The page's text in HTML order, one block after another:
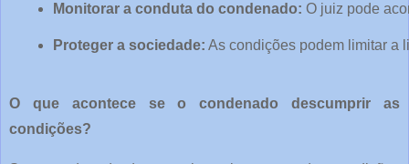
Monitorar a conduta do condenado: O juiz pode
Proteger a sociedade: As condições podem limitar a
O que acontece se o condenado descumprir as
condições?